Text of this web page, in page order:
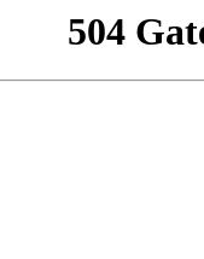
504